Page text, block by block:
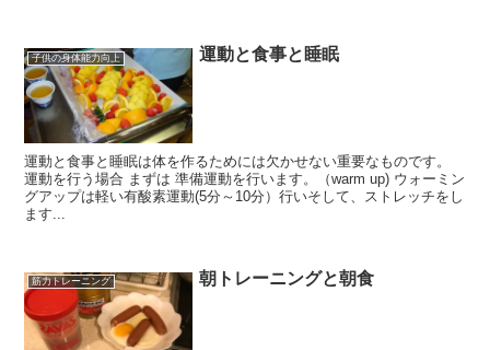
子供の身体能力向上 運動と食事と睡眠
運動と食事と睡眠は体を作るためには欠かせない重要なものです。
運動を行う場合 まずは 準備運動を行います。（warm up) ウォーミン
グアップは軽い有酸素運動(5分～10分）行いそして、ストレッチをし
ます...
筋力トレーニング 朝トレーニングと朝食